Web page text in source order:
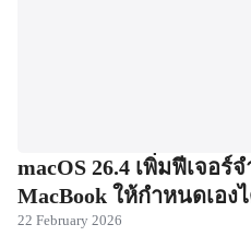
macOS 26.4 เพิ่มฟีเจอ
MacBook ให้กำหนดเอง
22 February 2026